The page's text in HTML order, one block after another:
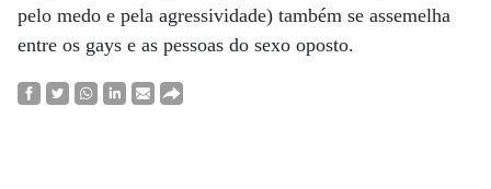
pelo medo e pela agressividade) também se assemelha
entre os gays e as pessoas do sexo oposto.